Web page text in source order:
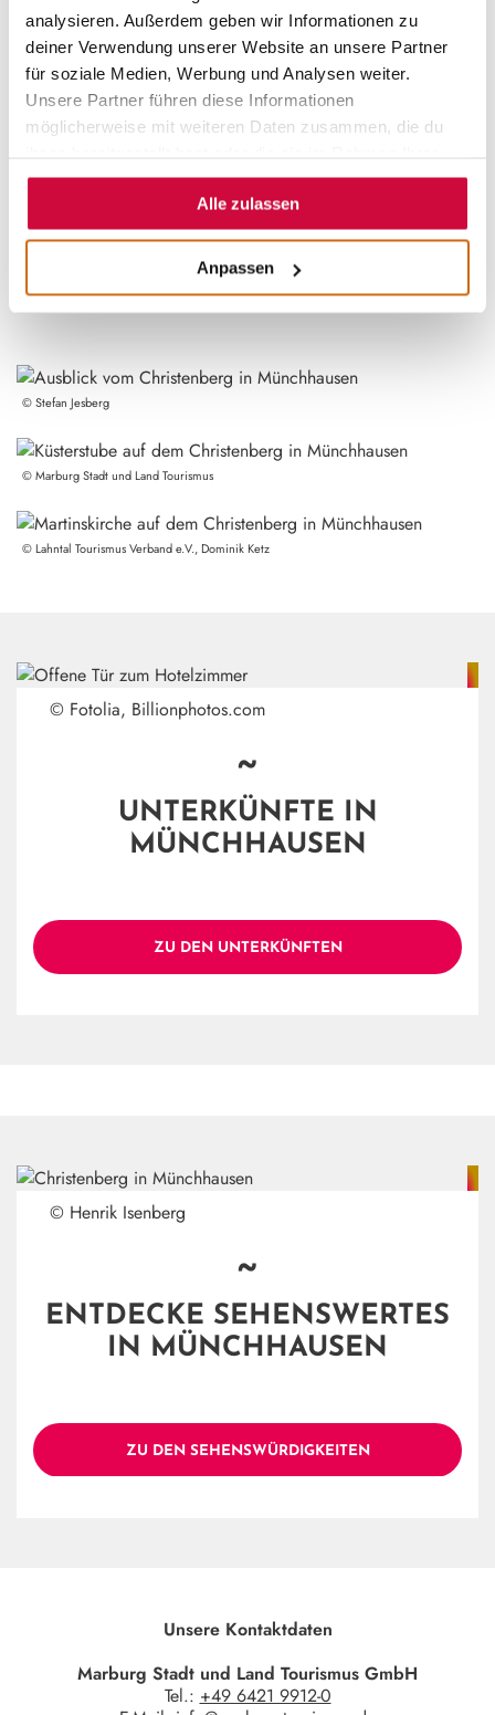
analysieren. Außerdem geben wir Informationen zu
deiner Verwendung unserer Website an unsere Partner
für soziale Medien, Werbung und Analysen weiter.
Unsere Partner führen diese Informationen
möglicherweise mit weiteren Daten zusammen, die du
Nutzung der Dienste gesammelt haben.
Alle zulassen
Anpassen
der zahlreichen Wanderangebote in der Wanderregion
Wandermärchen zählt.
Unser Tipp:
Auf dem
Kelten, später taten es ihnen die Franken gleich.
Wissenswertes zu diesen Bewohnern findet ihr im
neben der Martinskirche.
©Stefan Jesberg
©Marburg Stadt und Land Tourismus
©Lahntal Tourismus Verband e.V., Dominik Ketz
© Fotolia, Billionphotos.com
~
UNTERKÜNFTE IN
MÜNCHHAUSEN
ZU DEN UNTERKÜNFTEN
© Henrik Isenberg
~
ENTDECKE SEHENSWERTES
IN MÜNCHHAUSEN
ZU DEN SEHENSWÜRDIGKEITEN
Unsere Kontaktdaten
Marburg Stadt und Land Tourismus GmbH
Tel.: +49 6421 9912-0